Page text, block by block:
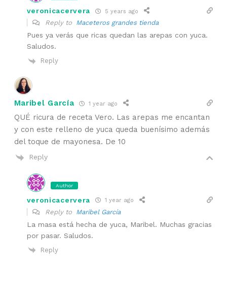
veronicacervera 5 years ago
Reply to Maceteros grandes tienda
Pues ya verás que ricas quedan las arepas con yuca.
Saludos.
Reply
Maribel García 1 year ago
QUÉ ricura de receta Vero. Las arepas me encantan
y con este relleno de yuca queda buenísimo además
del toque de mayonesa. De 10
Reply
Author
veronicacervera 1 year ago
Reply to Maribel García
La masa está hecha de yuca, Maribel. Muchas gracias
por pasar. Saludos.
Reply